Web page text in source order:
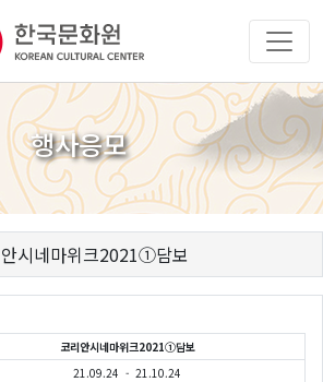
행사응모
시네마위크2021①담보
코리안시네마위크2021①담보
21.09.24 - 21.10.24